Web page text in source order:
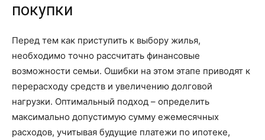
покупки
Перед тем как приступить к выбору жилья,
необходимо точно рассчитать финансовые
возможности семьи. Ошибки на этом этапе приводят к
перерасходу средств и увеличению долговой
нагрузки. Оптимальный подход – определить
максимально допустимую сумму ежемесячных
расходов, учитывая будущие платежи по ипотеке,